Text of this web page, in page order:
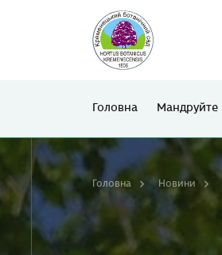
Головна Мандруйте
Головна Новини